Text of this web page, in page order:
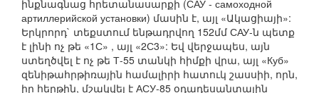
ինքնագնաց հրետանասարքի (САУ - самоходной
артиллерийской установки) մասին է, այլ «Ակացիայի»:
Երկրորդ` տեքստում ենթադրվող 152մմ САУ-ն պետք
է լինի ոչ թե «1С» , այլ «2С3»: Եվ վերջապես, այն
ստեղծվել է ոչ թե Т-55 տանկի հիմքի վրա, այլ «Куб»
զենիթահրթիռային համալիրի հատուկ շասսիի, որն,
իր հերթին, մշակվել է АСУ-85 օդադեսանտային